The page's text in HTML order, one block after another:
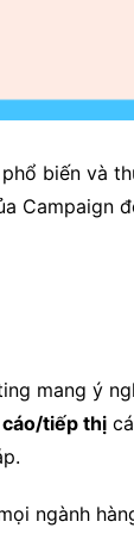
biến và
Campaign
mang ý
tiếp thị
ngành